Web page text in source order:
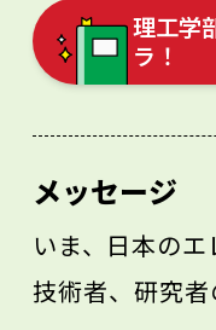
理工学
ラ！
メッセージ
いま、日本のエ
技術者、研究者